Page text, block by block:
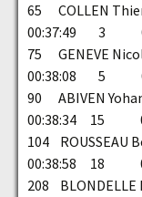
65 COLLEN
00:37:49 3
75 GENEVE
00:38:08 5
90 ABIVEN
00:38:34 15
104
00:38:58 18
208